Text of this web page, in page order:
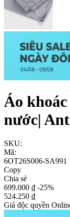
Áo
nước|
SKU:
Mã:
6OT26S006-SA991
Copy
Chia sẻ
699.000 ₫ -25%
524.250 ₫
Giá độc quyền